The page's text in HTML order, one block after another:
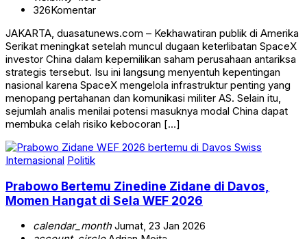
326Komentar
JAKARTA, duasatunews.com – Kekhawatiran publik di Amerika
Serikat meningkat setelah muncul dugaan keterlibatan SpaceX
investor China dalam kepemilikan saham perusahaan antariksa
strategis tersebut. Isu ini langsung menyentuh kepentingan
nasional karena SpaceX mengelola infrastruktur penting yang
menopang pertahanan dan komunikasi militer AS. Selain itu,
sejumlah analis menilai potensi masuknya modal China dapat
membuka celah risiko kebocoran […]
Internasional Politik
Prabowo Bertemu Zinedine Zidane di Davos,
Momen Hangat di Sela WEF 2026
calendar_monthJumat, 23 Jan 2026